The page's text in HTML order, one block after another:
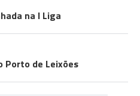
na I Liga
Porto de Leixões